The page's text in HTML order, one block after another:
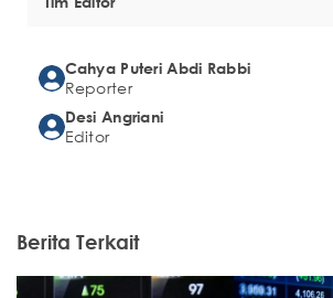
Cahya Puteri Abdi Rabbi
Reporter
Desi Angriani
Editor
Berita Terkait